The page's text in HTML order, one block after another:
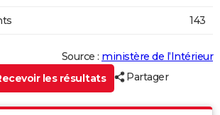
143
Source : ministère de l’Intérieur
les résultats
Partager